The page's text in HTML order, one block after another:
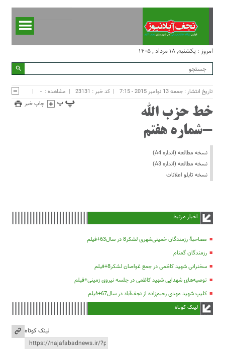
امروز : یکشنبه, ۱۸ مرداد , ۱۴۰۵
تاریخ انتشار : جمعه 13 نوامبر 2015 - 7:15 کد خبر : 23131 مشاهده : -
چاپ خبر
خط حزب الله
-شماره هفتم
نسخه مطالعه (اندازه A4)
نسخه مطالعه (اندازه A3)
نسخه تابلو اعلانات
اخبار مرتبط
مصاحبۀ رزمندگان خمینی‌شهری لشکر8 در سال63+فیلم
رزمندگان گمنام
سخنرانی شهید کاظمی در جمع غواصان لشکر8+فیلم
توصیه‌های شهدایی شهید کاظمی در جلسه نیروی زمینی+فیلم
کلیپ شهید مهدی رحیم‌زاده از نجف‌آباد در سال67+فیلم
لینک کوتاه
لینک کوتاه